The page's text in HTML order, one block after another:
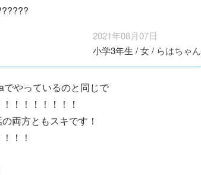
2021年08月07日
小学3年生 /女/ らはちゃん
やっているのと同じで
！！！！！！！
両方ともスキです！
！！
魔
コ
KZ高校生編、つ
いに始動！ 限
定特典＆ヒミツ